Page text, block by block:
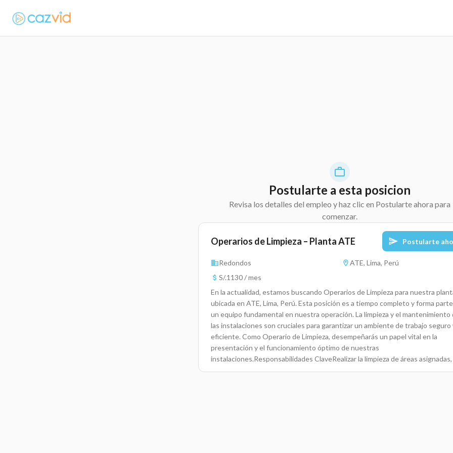
Postularte a esta posicion
Revisa los detalles del empleo y haz clic en Postularte ahora para
comenzar.
Operarios de Limpieza – Planta ATE Postularte
Redondos
ATE, Lima, Perú
S/.1130 / mes
En la actualidad, estamos buscando Operarios de Limpieza para nuestra
ubicada en ATE, Lima, Perú. Esta posición es a tiempo completo y forma
un equipo fundamental en nuestra operación. La limpieza y el mantenimiento
las instalaciones son cruciales para garantizar un ambiente de trabajo seguro
eficiente. Como Operario de Limpieza, desempeñarás un papel vital en la
presentación y el funcionamiento óptimo de nuestras
instalaciones.Responsabilidades ClaveRealizar la limpieza de áreas asignadas,
asegurando un ambiente limpio y ordenado.Desinfectar espacios comunes y